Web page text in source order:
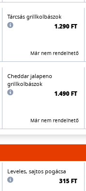
Tárcsás grillkolbászok
1.290 FT
Már nem rendelhető
Cheddar jalapeno
grillkolbászok
1.490 FT
Már nem rendelhető
Leveles, sajtos pogácsa
315 FT